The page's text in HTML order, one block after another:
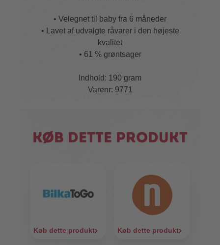
• Velegnet til baby fra 6 måneder
• Lavet af udvalgte råvarer i den højeste
kvalitet
• 61 % grøntsager
Indhold: 190 gram
Varenr: 9771
Køb dette produkt
Køb dette produkt Køb dette produkt